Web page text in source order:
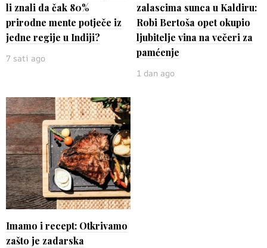
li znali da čak 80%
prirodne mente potječe iz
jedne regije u Indiji?
7 sati ago
zalascima sunca u Kaldiru:
Robi Bertoša opet okupio
ljubitelje vina na večeri za
pamćenje
1 dan ago
Imamo i recept: Otkrivamo
zašto je zadarska